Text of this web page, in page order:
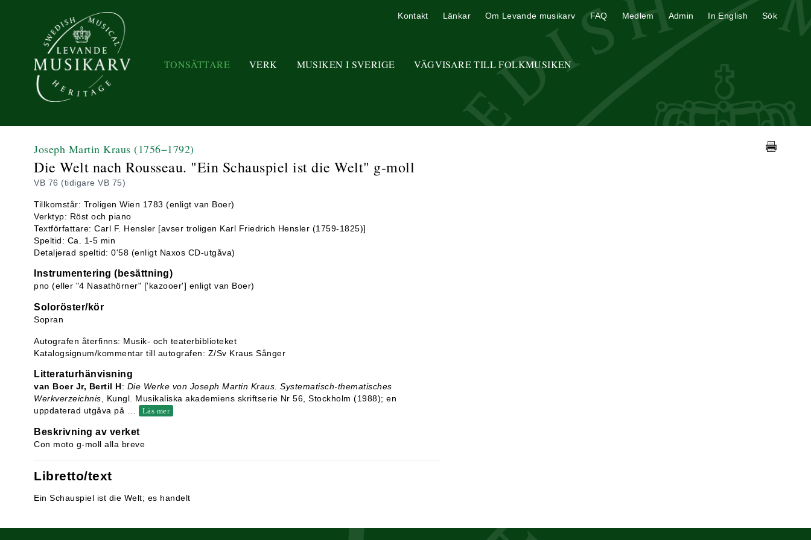
TONSÄTTARE VERK MUSIKEN I SVERIGE VÄGVISARE TILL FOLKMUSIKEN
Kontakt Länkar Om Levande musikarv FAQ Medlem Admin In English Sök
Joseph Martin Kraus (1756−1792)
Die Welt nach Rousseau. "Ein Schauspiel ist die Welt" g-moll
VB 76 (tidigare VB 75)
Tillkomstår: Troligen Wien 1783 (enligt van Boer)
Verktyp: Röst och piano
Textförfattare: Carl F. Hensler [avser troligen Karl Friedrich Hensler (1759-1825)]
Speltid: Ca. 1-5 min
Detaljerad speltid: 0'58 (enligt Naxos CD-utgåva)
Instrumentering (besättning)
pno (eller "4 Nasathörner" ['kazooer'] enligt van Boer)
Soloröster/kör
Sopran
Autografen återfinns: Musik- och teaterbiblioteket
Katalogsignum/kommentar till autografen: Z/Sv Kraus Sånger
Litteraturhänvisning
van Boer Jr, Bertil H: Die Werke von Joseph Martin Kraus. Systematisch-thematisches
Werkverzeichnis , Kungl. Musikaliska akademiens skriftserie Nr 56, Stockholm (1988); en
uppdaterad utgåva på
Läs mer
Beskrivning av verket
Con moto g-moll alla breve
Libretto/text
Ein Schauspiel ist die Welt; es handelt